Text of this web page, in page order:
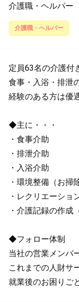
介護職・ヘルパー
介護職・ヘルパー
定員63名の介護付
食事・入浴・排泄
経験のある方は優
◆主に・・・
・食事介助
・排泄介助
・入浴介助
・環境整備（お掃
・レクリエーショ
・介護記録の作成
◆フォロー体制
当社の営業メンバ
これまでの人財サ
就業後のお困りご